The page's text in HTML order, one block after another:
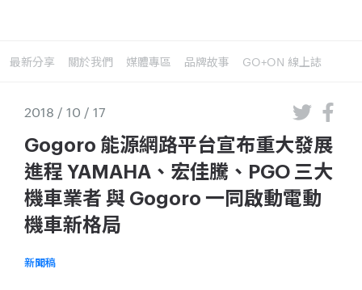
最新分享 關於我們 媒體專區 品牌故事 GO+ON 線上誌
2018 / 10 / 17
Gogoro 能源網路平台宣布重大發展
進程 YAMAHA、宏佳騰、PGO 三大
機車業者 與 Gogoro 一同啟動電動
機車新格局
新聞稿